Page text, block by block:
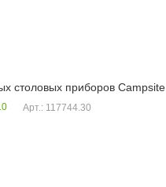
столовых приборов Campsite
Арт.: 117744.30